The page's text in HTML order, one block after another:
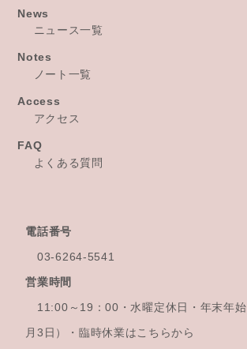
News
ニュース一覧
Notes
ノート一覧
Access
アクセス
FAQ
よくある質問
電話番号
03-6264-5541
営業時間
11:00～19：00・水曜定休日・年末年始
月3日）・臨時休業はこちらから